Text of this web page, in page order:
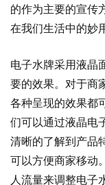
的作为主要的宣传
在我们生活中的妙
电子水牌采用液晶
要的效果。对于商
各种呈现的效果都
们可以通过液晶电
清晰的了解到产品
可以方便商家移动
人流量来调整电子